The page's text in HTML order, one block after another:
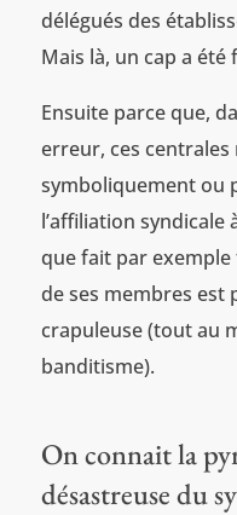
délégués des
Mais là, un cap a été
Ensuite parce que,
erreur, ces centrales
symboliquement ou
l’affiliation syndicale
que fait par
de ses membres est
crapuleuse (tout au
banditisme).
On connait la
désastreuse du